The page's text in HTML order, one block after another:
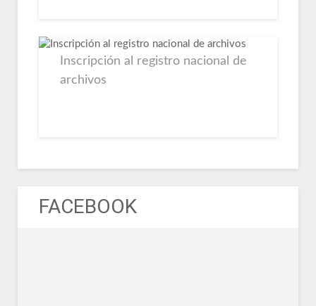
Inscripción al registro nacional de
archivos
FACEBOOK